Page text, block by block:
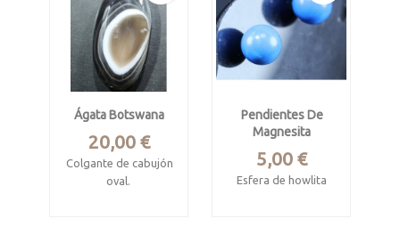
Ágata Botswana
Precio
20,00 €
Colgante de cabujón
oval.
Pendientes De
Magnesita
Precio
5,00 €
Esfera de howlita